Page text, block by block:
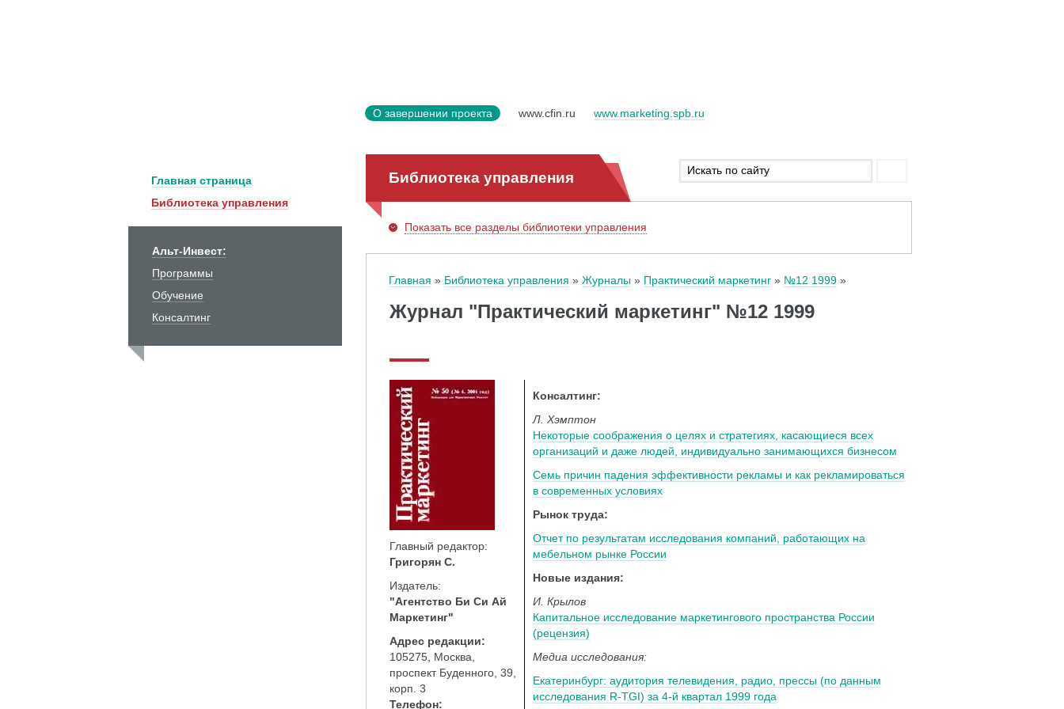
О завершении проекта www.cfin.ru www.marketing.spb.ru
Главная страница
Библиотека управления
Альт-Инвест:
Программы
Обучение
Консалтинг
Библиотека управления
Показать все разделы библиотеки управления
Главная Библиотека управления Журналы Практический маркетинг №12 1999
Журнал "Практический маркетинг" №12 1999
Главный редактор:
Григорян С.
Издатель:
"Агентство Би Си Ай
Маркетинг"
Адрес редакции:
105275, Москва,
проспект Буденного, 39,
корп. 3
Телефон:
Консалтинг:
Л. Хэмптон
Некоторые соображения о целях и стратегиях, касающиеся всех
организаций и даже людей, индивидуально занимающихся бизнесом
Семь причин падения эффективности рекламы и как рекламироваться
в современных условиях
Рынок труда:
Отчет по результатам исследования компаний, работающих на
мебельном рынке России
Новые издания:
И. Крылов
Капитальное исследование маркетингового пространства России
(рецензия)
Медиа исследования:
Екатеринбург: аудитория телевидения, радио, прессы (по данным
исследования R-TGI) за 4-й квартал 1999 года